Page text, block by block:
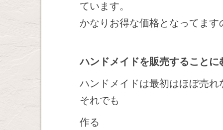
ています。
かなりお得な価格となってま
ハンドメイドを販売することに
ハンドメイドは最初はほぼ売れ
それでも
作る